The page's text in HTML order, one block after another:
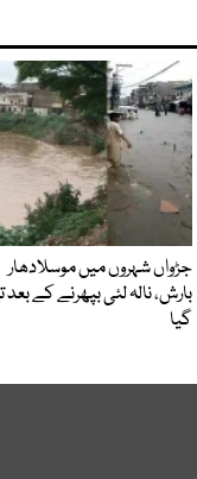
جڑواں شہروں میں موسلادھار
بارش، نالہ لئی بپھرنے کے بعد
گیا